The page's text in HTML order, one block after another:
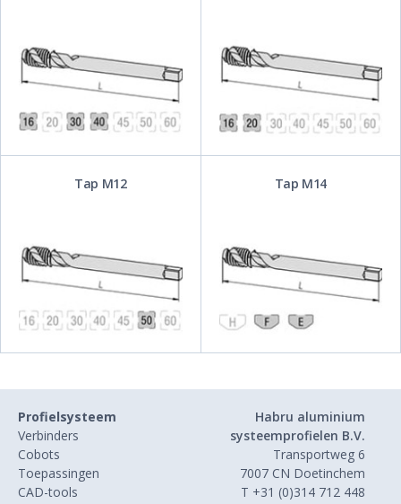
Tap M12 Tap M14
Profielsysteem
Verbinders
Cobots
Toepassingen
CAD-tools
Habru aluminium
systeemprofielen B.V.
Transportweg 6
7007 CN Doetinchem
T +31 (0)314 712 448